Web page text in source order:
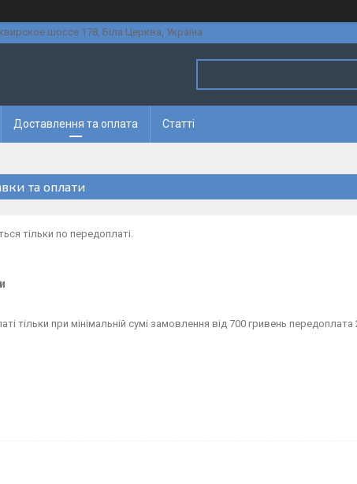
шоссе 178, Біла Церква, Україна
Доставлення та оплата Статті
та оплати
тільки по передоплаті.
тільки при мінімальній сумі замовлення від 700 гривень